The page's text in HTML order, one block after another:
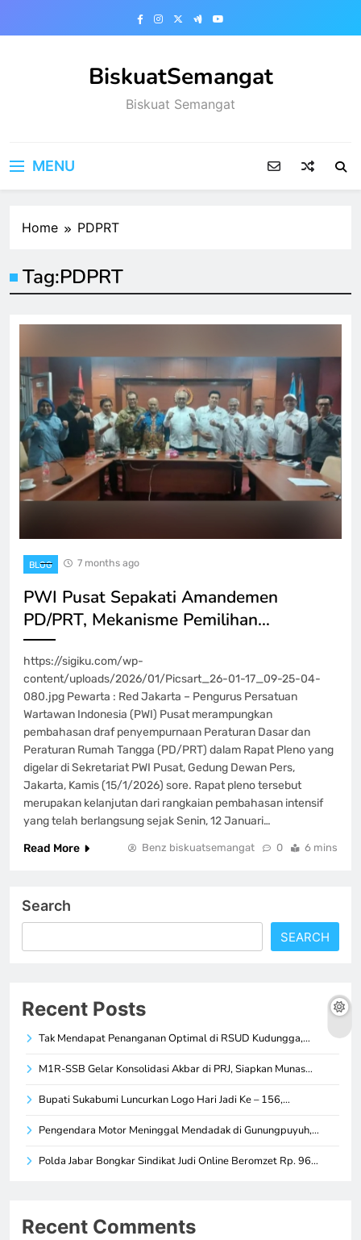
BiskuatSemangat
Biskuat Semangat
MENU
Home PDPRT
Tag:PDPRT
BLOG 7 months ago
PWI Pusat Sepakati Amandemen
PD/PRT, Mekanisme Pemilihan…
https://sigiku.com/wp-
content/uploads/2026/01/Picsart_26-01-17_09-25-04-
080.jpg Pewarta : Red Jakarta – Pengurus Persatuan
Wartawan Indonesia (PWI) Pusat merampungkan
pembahasan draf penyempurnaan Peraturan Dasar dan
Peraturan Rumah Tangga (PD/PRT) dalam Rapat Pleno yang
digelar di Sekretariat PWI Pusat, Gedung Dewan Pers,
Jakarta, Kamis (15/1/2026) sore. Rapat pleno tersebut
merupakan kelanjutan dari rangkaian pembahasan intensif
yang telah berlangsung sejak Senin, 12 Januari…
Read More
Benz biskuatsemangat 0 6 mins
Search
SEARCH
Recent Posts
Tak Mendapat Penanganan Optimal di RSUD Kudungga,…
M1R-SSB Gelar Konsolidasi Akbar di PRJ, Siapkan Munas…
Bupati Sukabumi Luncurkan Logo Hari Jadi Ke – 156,…
Pengendara Motor Meninggal Mendadak di Gunungpuyuh,…
Polda Jabar Bongkar Sindikat Judi Online Beromzet Rp. 96…
Recent Comments